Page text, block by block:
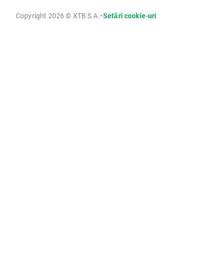
Copyright 2026 © XTB S.A.•Setări cookie-uri